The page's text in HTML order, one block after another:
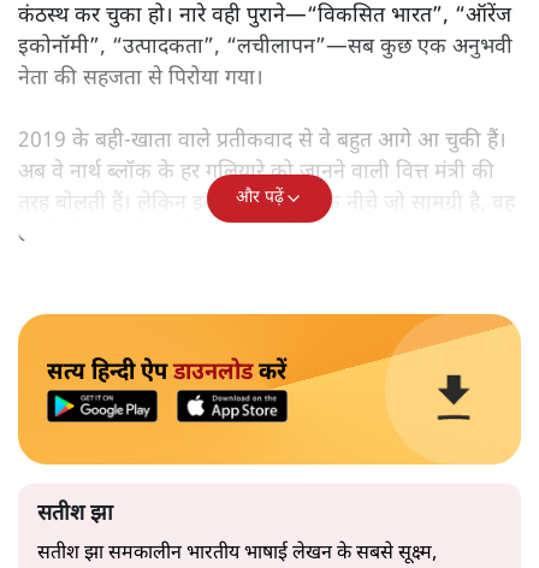
कंठस्थ कर चुका हो। नारे वही पुराने—“विकसित भारत”, “ऑरेंज
इकोनॉमी”, “उत्पादकता”, “लचीलापन”—सब कुछ एक अनुभवी
नेता की सहजता से पिरोया गया।
2019 के बही‑खाता वाले प्रतीकवाद से वे बहुत आगे आ चुकी हैं।
अब वे नार्थ ब्लॉक के हर गलियारे को जानने वाली वित्त मंत्री की
तरह बोलती हैं। लेकिन इस आत्मविश्वास के नीचे जो सामग्री है, वह
उतनी ही अनुमानित और दोहराव भरी।
और पढ़ें
सत्य हिन्दी ऐपडाउनलोडकरें
सतीश झा
सतीश झा समकालीन भारतीय भाषाई लेखन के सबसे सूक्ष्म,